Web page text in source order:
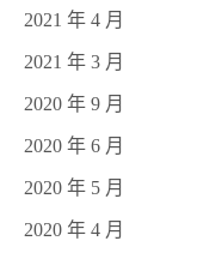
2021 年 4 月
2021 年 3 月
2020 年 9 月
2020 年 6 月
2020 年 5 月
2020 年 4 月